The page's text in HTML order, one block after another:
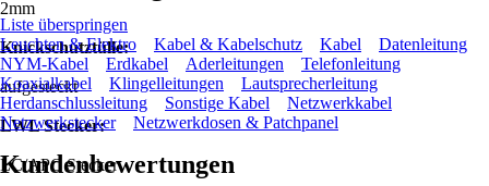
2mm
Knickschutztülle:
aufgesteckt
LWL Stecker:
LC/APC Stecker
Liste überspringen
Leuchten & Elektro
Kabel & Kabelschutz Kabel
Datenleitung
NYM-Kabel
Erdkabel Aderleitungen
Telefonleitung
Koaxialkabel
Klingelleitungen
Lautsprecherleitung
Herdanschlussleitung
Sonstige Kabel
Netzwerkkabel
Netzwerkstecker
Netzwerkdosen & Patchpanel
Kundenbewertungen